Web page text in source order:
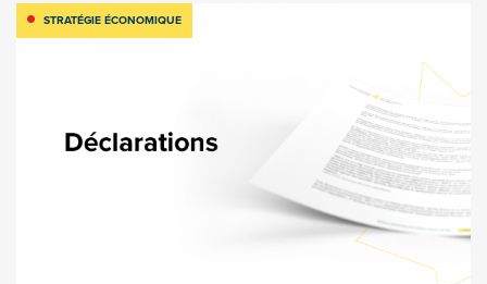
STRATÉGIE ÉCONOMIQUE